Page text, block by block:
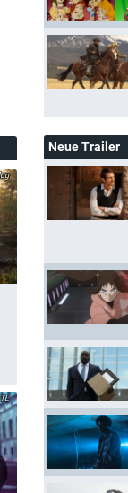
Neue Trailer